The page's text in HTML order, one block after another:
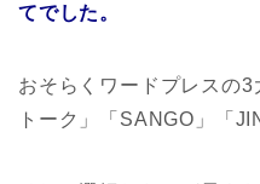
てでした。
おそらくワードプレスの
トーク」「SANGO」「